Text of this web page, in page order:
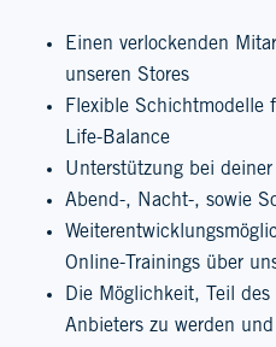
Einen verlockenden
unseren Stores
Flexible Schichtmodelle
Life-Balance
Unterstützung bei
Abend-, Nacht-, sowie
Online-Trainings über
Die Möglichkeit, Teil
Anbieters zu werden